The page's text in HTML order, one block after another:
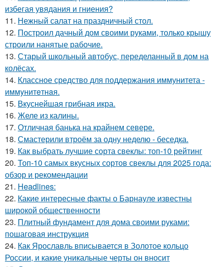
избегая увядания и гниения?
11. Нежный салат на праздничный стол.
12. Построил дачный дом своими руками, только крышу
строили нанятые рабочие.
13. Старый школьный автобус, переделанный в дом на
колёсах.
14. Классное средство для поддержания иммунитета -
иммyнитeтнaя.
15. Вкуснейшая грибная икра.
16. Желе из калины.
17. Отличная банька на крайнем севере.
18. Смастерили втроём за одну неделю - беседка.
19. Как выбрать лучшие сорта свеклы: топ-10 рейтинг
20. Топ-10 самых вкусных сортов свеклы для 2025 года:
обзор и рекомендации
21. Headlines:
22. Какие интересные факты о Барнауле известны
широкой общественности
23. Плитный фундамент для дома своими руками:
пошаговая инструкция
24. Как Ярославль вписывается в Золотое кольцо
России, и какие уникальные черты он вносит